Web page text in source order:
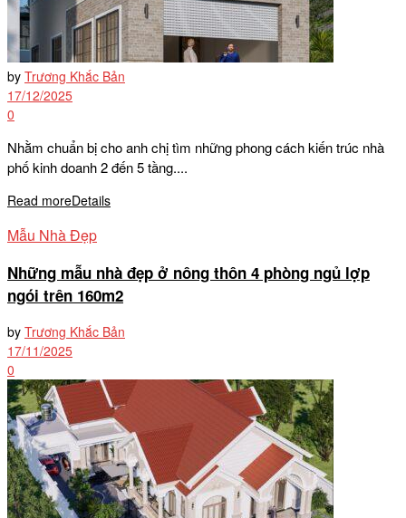
by Trương Khắc Bản
17/12/2025
0
Nhằm chuẩn bị cho anh chị tìm những phong cách kiến trúc nhà
phố kinh doanh 2 đến 5 tầng....
Read moreDetails
Mẫu Nhà Đẹp
Những mẫu nhà đẹp ở nông thôn 4 phòng ngủ lợp
ngói trên 160m2
by Trương Khắc Bản
17/11/2025
0